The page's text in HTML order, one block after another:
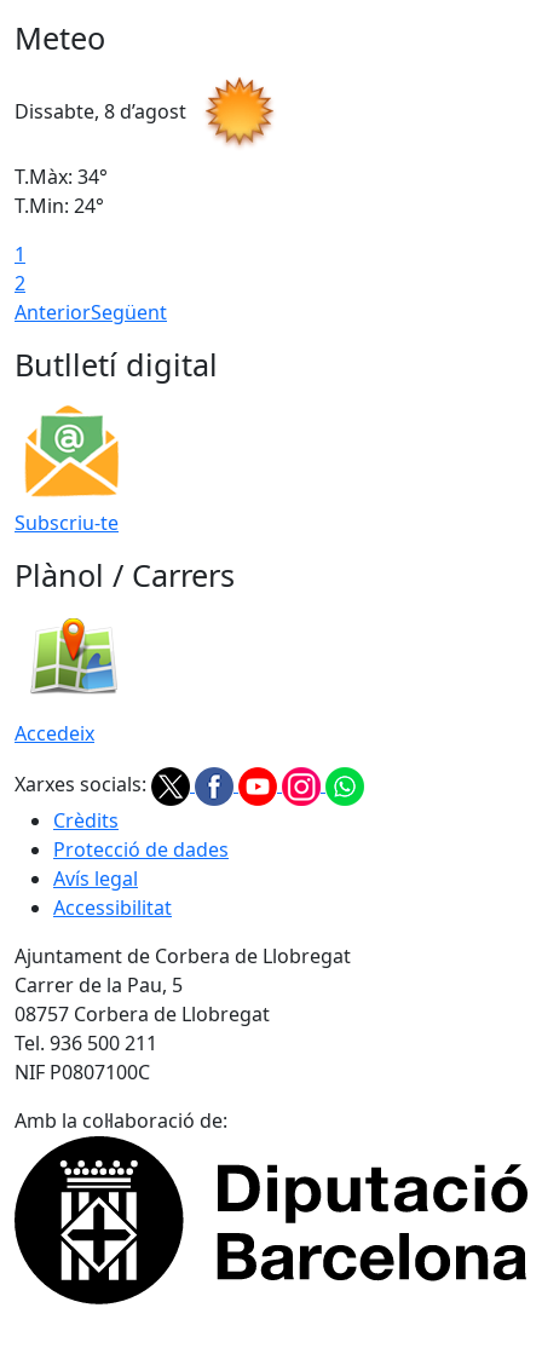
Meteo
Dissabte, 8 d’agost
T.Màx: 34°
T.Min: 24°
1
2
AnteriorSegüent
Butlletí digital
Subscriu-te
Plànol / Carrers
Accedeix
Xarxes socials:
Crèdits
Protecció de dades
Avís legal
Accessibilitat
Ajuntament de Corbera de Llobregat
Carrer de la Pau, 5
08757 Corbera de Llobregat
Tel. 936 500 211
NIF P0807100C
Amb la col·laboració de: